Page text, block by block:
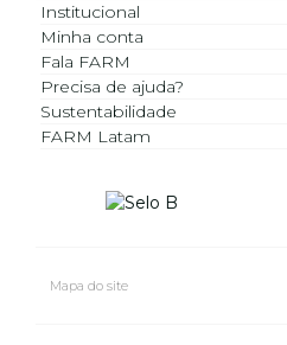
Institucional
Minha conta
Fala FARM
Precisa de ajuda?
Sustentabilidade
FARM Latam
Mapa do site